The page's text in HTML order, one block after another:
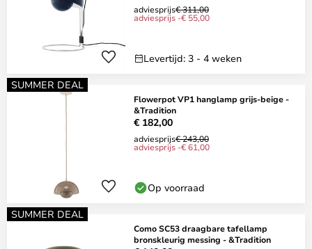
adviesprijs€ 311,00
adviesprijs -€ 55,00
Levertijd: 3 - 4 weken
SUMMER DEAL
Flowerpot VP1 hanglamp grijs-beige -
&Tradition
€ 182,00
adviesprijs€ 243,00
adviesprijs -€ 61,00
Op voorraad
SUMMER DEAL
Como SC53 draagbare tafellamp
bronskleurig messing - &Tradition